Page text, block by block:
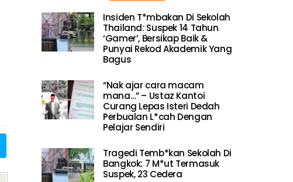
Insiden T*mbakan Di Sekolah
Thailand: Suspek 14 Tahun
‘Gamer’, Bersikap Baik &
Punyai Rekod Akademik Yang
Bagus
“Nak ajar cara macam
mana…” – Ustaz Kantoi
Curang Lepas Isteri Dedah
Perbualan L*cah Dengan
Pelajar Sendiri
Tragedi Temb*kan Sekolah Di
Bangkok: 7 M*ut Termasuk
Suspek, 23 Cedera